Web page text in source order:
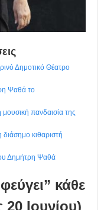
Δημοτικό Θέατρο
Ψαθά το
πανδαισία της
διάσημο κιθαριστή
Δημήτρη Ψαθά
κάθε
Ιουνίου)